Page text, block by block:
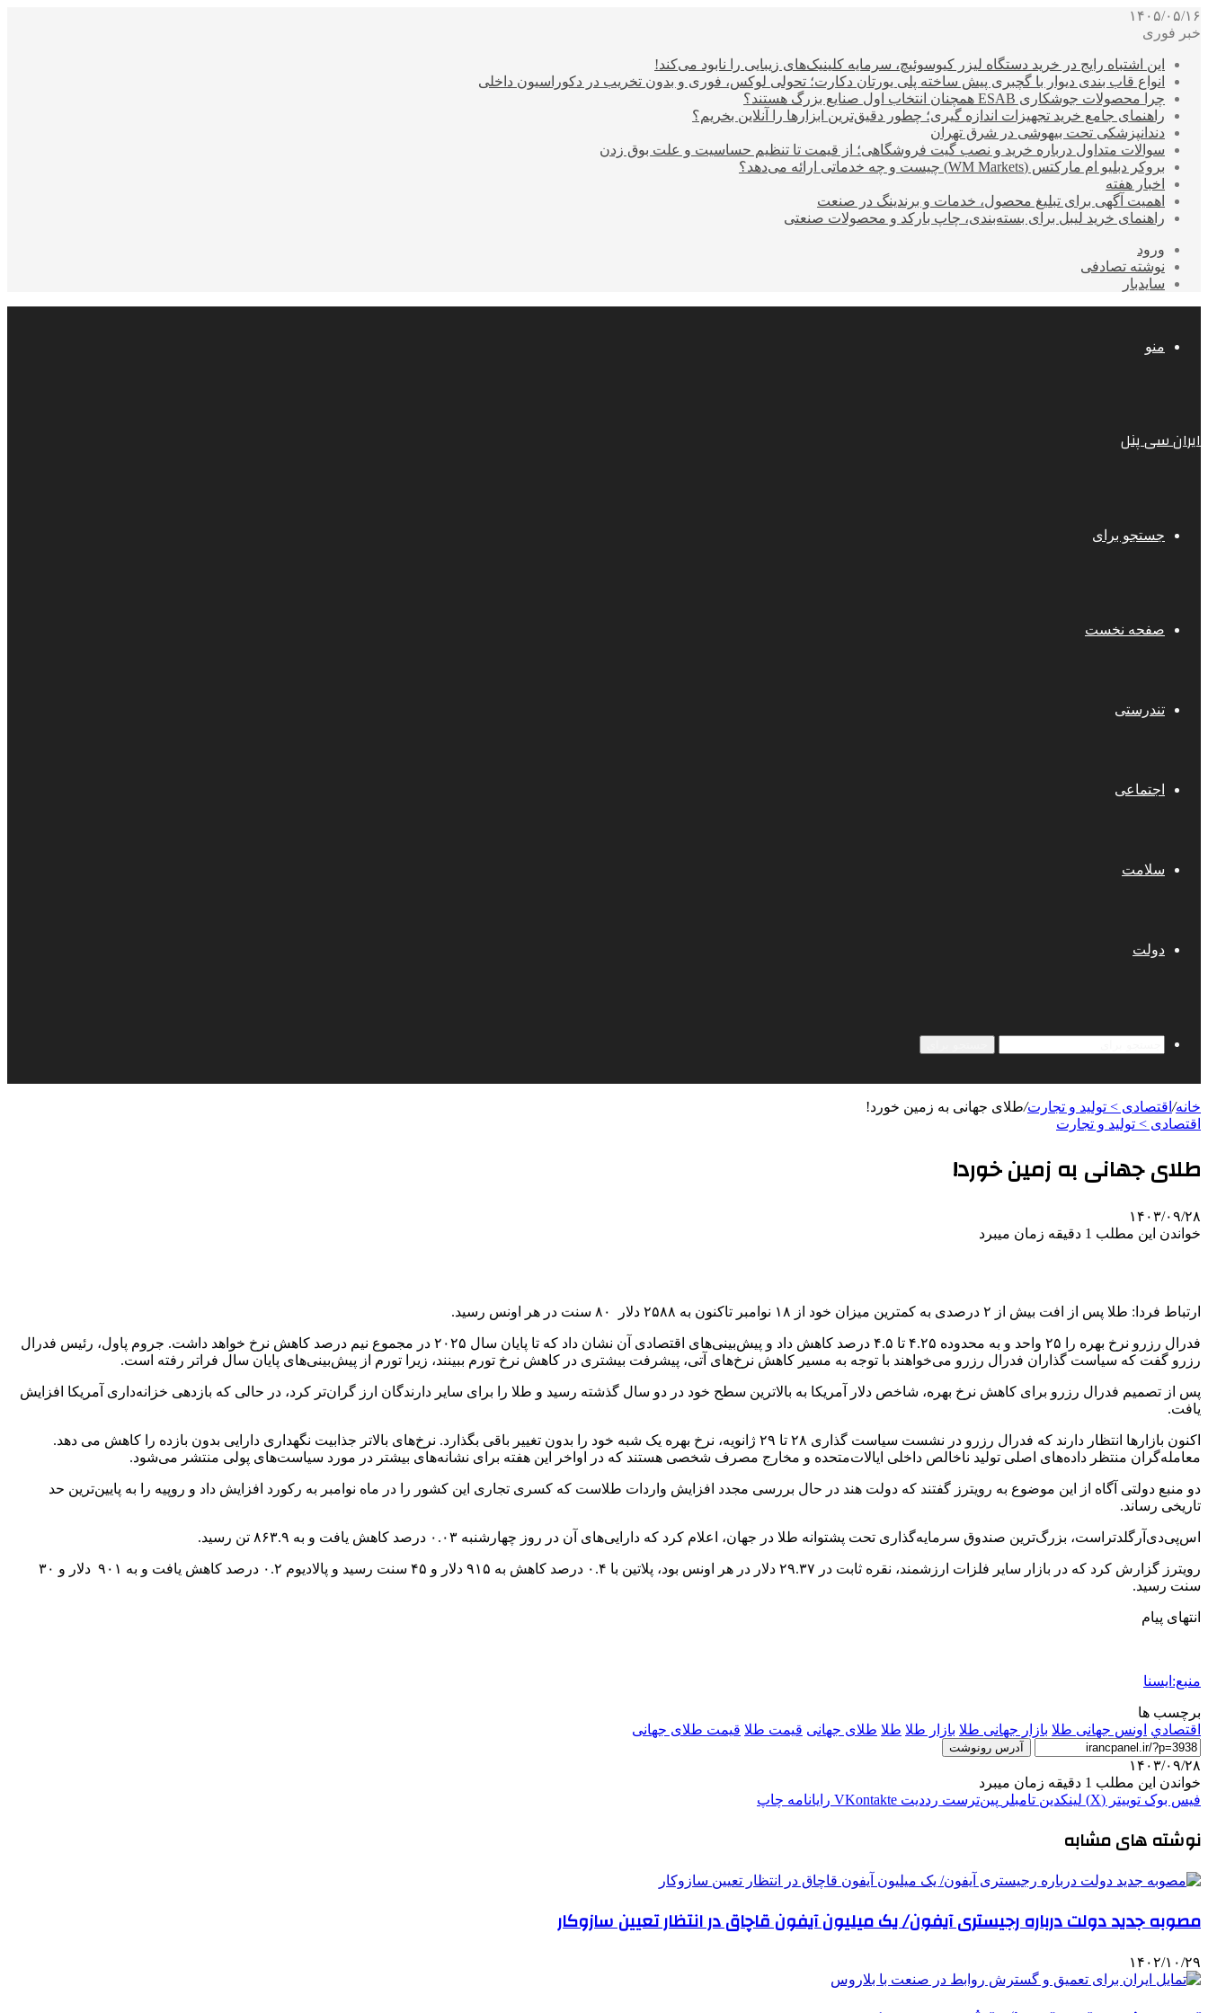
۱۴۰۵/۰۵/۱۶
خبر فوری
این اشتباه رایج در خرید دستگاه لیزر کیوسوئیچ، سرمایه کلینیک‌های زیبایی را نابود می‌کند!
انواع قاب بندی دیوار با گچبری پیش ساخته پلی یورتان دکارت؛ تحولی لوکس، فوری و بدون تخریب در دکوراسیون داخلی
چرا محصولات جوشکاری ESAB همچنان انتخاب اول صنایع بزرگ هستند؟
راهنمای جامع خرید تجهیزات اندازه گیری؛ چطور دقیق‌ترین ابزارها را آنلاین بخریم؟
دندانپزشکی تحت بیهوشی در شرق تهران
سوالات متداول درباره خرید و نصب گیت فروشگاهی؛ از قیمت تا تنظیم حساسیت و علت بوق زدن
بروکر دبلیو ام مارکتس (WM Markets) چیست و چه خدماتی ارائه می‌دهد؟
اخبار هفته
اهمیت آگهی برای تبلیغ محصول، خدمات و برندینگ در صنعت
راهنمای خرید لیبل برای بسته‌بندی، چاپ بارکد و محصولات صنعتی
ورود
نوشته تصادفی
سایدبار
منو
ایران سی پنل
جستجو برای
صفحه نخست
تندرستی
اجتماعی
سلامت
دولت
خانه/ اقتصادی > تولید و تجارت/طلای جهانی به زمین خورد!
اقتصادی > تولید و تجارت
طلای جهانی به زمین خورد!
۱۴۰۳/۰۹/۲۸
خواندن این مطلب 1 دقیقه زمان میبرد
ارتباط فردا: طلا پس از افت بیش از ۲ درصدی به کمترین میزان خود از ۱۸ نوامبر تاکنون به ۲۵۸۸ دلار ۸۰ سنت در هر اونس رسید.
فدرال رزرو نرخ بهره را ۲۵ واحد و به محدوده ۴.۲۵ تا ۴.۵ درصد کاهش داد و پیش‌بینی‌های اقتصادی آن نشان داد که تا پایان سال ۲۰۲۵ در مجموع نیم درصد کاهش نرخ خواهد داشت. جروم پاول، رئیس فدرال
رزرو گفت که سیاست گذاران فدرال رزرو می‌خواهند با توجه به مسیر کاهش نرخ‌های آتی، پیشرفت بیشتری در کاهش نرخ تورم ببینند، زیرا تورم از پیش‌بینی‌های پایان سال فراتر رفته است.
پس از تصمیم فدرال رزرو برای کاهش نرخ بهره، شاخص دلار آمریکا به بالاترین سطح خود در دو سال گذشته رسید و طلا را برای سایر دارندگان ارز گران‌تر کرد، در حالی که بازدهی خزانه‌داری آمریکا افزایش
یافت.
اکنون بازارها انتظار دارند که فدرال رزرو در نشست سیاست گذاری ۲۸ تا ۲۹ ژانویه، نرخ بهره یک شبه خود را بدون تغییر باقی بگذارد. نرخ‌های بالاتر جذابیت نگهداری دارایی بدون بازده را کاهش می دهد.
معامله‌گران منتظر داده‌های اصلی تولید ناخالص داخلی ایالات‌متحده و مخارج مصرف شخصی هستند که در اواخر این هفته برای نشانه‌های بیشتر در مورد سیاست‌های پولی منتشر می‌شود.
دو منبع دولتی آگاه از این موضوع به رویترز گفتند که دولت هند در حال بررسی مجدد افزایش واردات طلاست که کسری تجاری این کشور را در ماه نوامبر به رکورد افزایش داد و روپیه را به پایین‌ترین حد
تاریخی رساند.
اس‌پی‌دی‌آرگلدتراست، بزرگ‌ترین صندوق سرمایه‌گذاری تحت پشتوانه طلا در جهان، اعلام کرد که دارایی‌های آن در روز چهارشنبه ۰.۰۳ درصد کاهش یافت و به ۸۶۳.۹ تن رسید.
رویترز گزارش کرد که در بازار سایر فلزات ارزشمند، نقره ثابت در ۲۹.۳۷ دلار در هر اونس بود، پلاتین با ۰.۴ درصد کاهش به ۹۱۵ دلار و ۴۵ سنت رسید و پالادیوم ۰.۲ درصد کاهش یافت و به ۹۰۱ دلار و ۳۰
سنت رسید.
انتهای پیام
منبع:ایسنا
برچسب ها
اقتصادي اونس جهانی طلا بازار جهانی طلا بازار طلا طلا طلای جهانی قیمت طلا قیمت طلای جهانی
آدرس رونوشت
۱۴۰۳/۰۹/۲۸
خواندن این مطلب 1 دقیقه زمان میبرد
فیس بوک توییتر (X) لینکدین ‫تامبلر ‫پین‌ترست ‫رددیت ‫VKontakte رایانامه چاپ
نوشته های مشابه
مصوبه جدید دولت درباره رجیستری آیفون‌/ یک میلیون آیفون قاچاق در انتظار تعیین سازوکار
۱۴۰۲/۱۰/۲۹